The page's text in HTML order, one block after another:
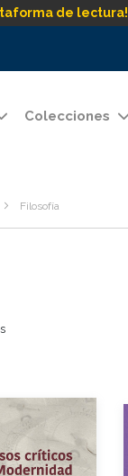
de lectura!
Colecciones
Filosofía